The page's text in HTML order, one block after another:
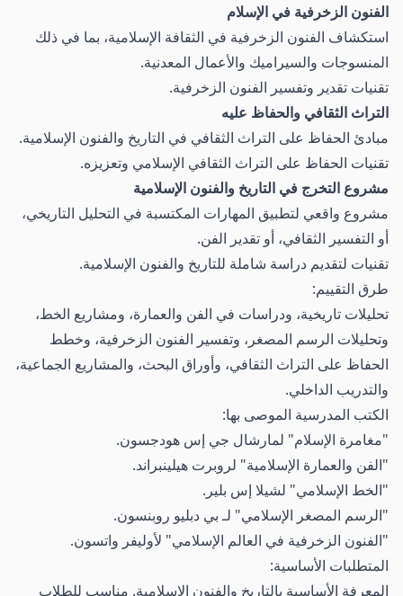
الفنون الزخرفية في الإسلام
استكشاف الفنون الزخرفية في الثقافة الإسلامية، بما في ذلك
المنسوجات والسيراميك والأعمال المعدنية.
تقنيات تقدير وتفسير الفنون الزخرفية.
التراث الثقافي والحفاظ عليه
مبادئ الحفاظ على التراث الثقافي في التاريخ والفنون الإسلامية.
تقنيات الحفاظ على التراث الثقافي الإسلامي وتعزيزه.
مشروع التخرج في التاريخ والفنون الإسلامية
مشروع واقعي لتطبيق المهارات المكتسبة في التحليل التاريخي،
أو التفسير الثقافي، أو تقدير الفن.
تقنيات لتقديم دراسة شاملة للتاريخ والفنون الإسلامية.
طرق التقييم:
تحليلات تاريخية، ودراسات في الفن والعمارة، ومشاريع الخط،
وتحليلات الرسم المصغر، وتفسير الفنون الزخرفية، وخطط
الحفاظ على التراث الثقافي، وأوراق البحث، والمشاريع الجماعية،
والتدريب الداخلي.
الكتب المدرسية الموصى بها:
"مغامرة الإسلام" لمارشال جي إس هودجسون.
"الفن والعمارة الإسلامية" لروبرت هيلينبراند.
"الخط الإسلامي" لشيلا إس بلير.
"الرسم المصغر الإسلامي" لـ بي دبليو روبنسون.
"الفنون الزخرفية في العالم الإسلامي" لأوليفر واتسون.
المتطلبات الأساسية:
المعرفة الأساسية بالتاريخ والفنون الإسلامية. مناسب للطلاب